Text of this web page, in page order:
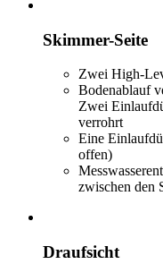
Skimmer-Seite
Zwei High-
Bodenablauf
Zwei
verrohrt
Eine
offen)
zwischen den
Draufsicht